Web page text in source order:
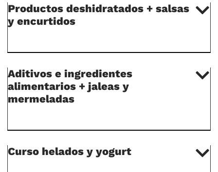
Productos deshidratados + salsas
y encurtidos
Aditivos e ingredientes
alimentarios + jaleas y
mermeladas
Curso helados y yogurt